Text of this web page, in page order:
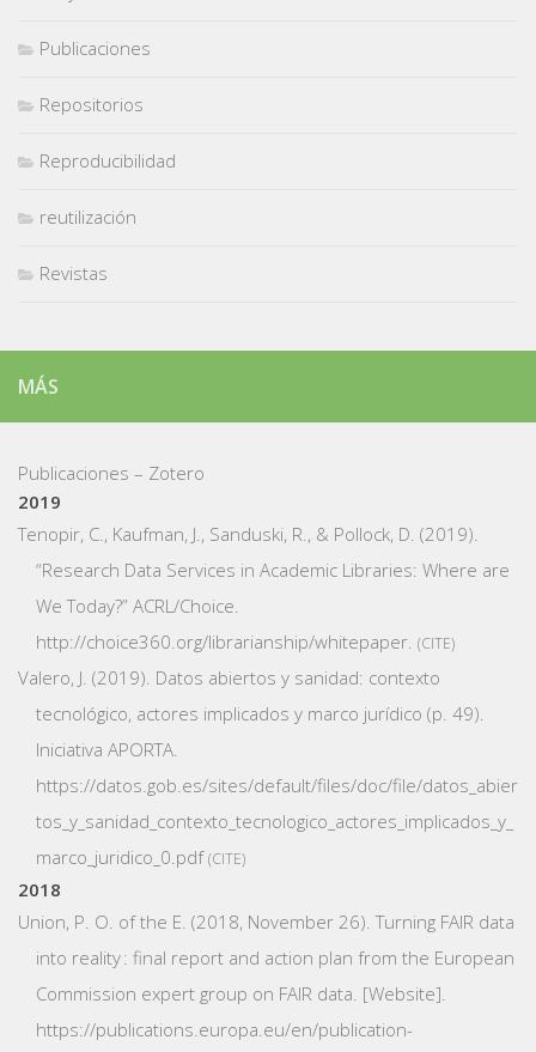
Publicaciones
Repositorios
Reproducibilidad
reutilización
Revistas
MÁS
Publicaciones – Zotero
2019
Tenopir, C., Kaufman, J., Sanduski, R., & Pollock, D. (2019).
“Research Data Services in Academic Libraries: Where are
We Today?” ACRL/Choice.
http://choice360.org/librarianship/whitepaper. CITE
Valero, J. (2019). Datos abiertos y sanidad: contexto
tecnológico, actores implicados y marco jurídico (p. 49).
Iniciativa APORTA.
https://datos.gob.es/sites/default/files/doc/file/datos_abier
tos_y_sanidad_contexto_tecnologico_actores_implicados_y_
marco_juridico_0.pdf CITE
2018
Union, P. O. of the E. (2018, November 26).Turning FAIR data
into reality : final report and action plan from the European
Commission expert group on FAIR data. [Website].
https://publications.europa.eu/en/publication-